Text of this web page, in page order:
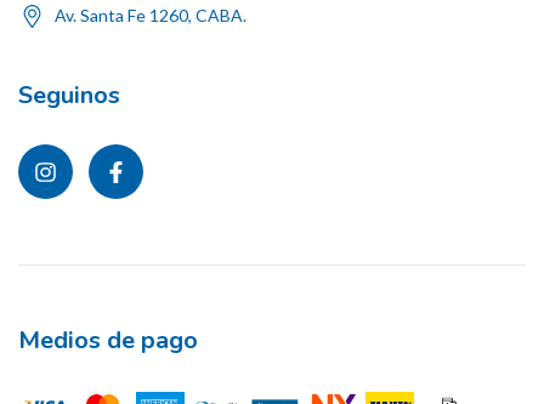
Av. Santa Fe 1260, CABA.
Seguinos
Medios de pago